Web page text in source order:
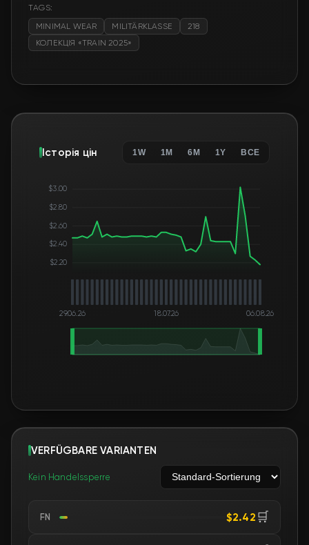
TAGS:
MINIMAL WEAR
MILITÄRKLASSE
218
КОЛЕКЦІЯ «TRAIN 2025»
Історія цін 1W 1M 6M 1Y ВСЕ
$2.20
$2.40
$2.60
$2.80
$3.00
29.06.26 18.07.26 06.08.26
VERFÜGBARE VARIANTEN
Kein Handelssperre
FN $2.42 🛒